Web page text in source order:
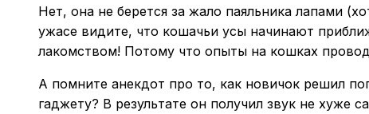
Нет, она не берется за жало паяльника лапами
ужасе видите, что кошачьи усы начинают
лакомством! Потому что опыты на кошках
А помните анекдот про то, как новичок решил
гаджету? В результате он получил звук не